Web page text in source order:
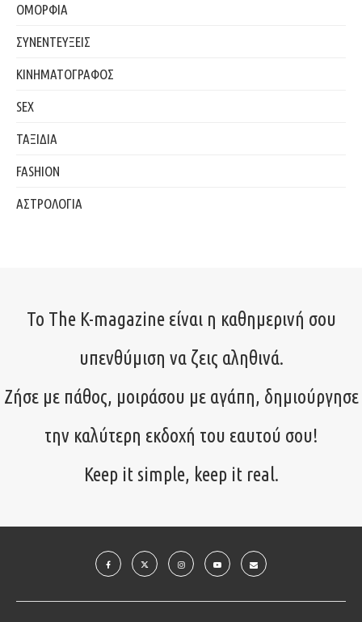
ΟΜΟΡΦΙΑ
ΣΥΝΕΝΤΕΥΞΕΙΣ
ΚΙΝΗΜΑΤΟΓΡΑΦΟΣ
SEX
ΤΑΞΙΔΙΑ
FASHION
ΑΣΤΡΟΛΟΓΙΑ
Το The K-magazine είναι η καθημερινή σου
υπενθύμιση να ζεις αληθινά.
Ζήσε με πάθος, μοιράσου με αγάπη, δημιούργησε
την καλύτερη εκδοχή του εαυτού σου!
Keep it simple, keep it real.